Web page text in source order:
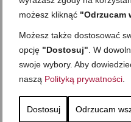
możesz kliknąć "Odrzucam
Możesz także dostosować
opcję "Dostosuj" . W
swoje wybory. Aby
naszą Polityką prywatności
Dostosuj Odrzucam